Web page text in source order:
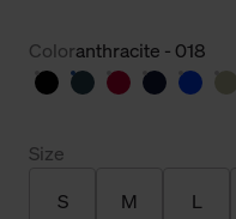
Coloranthracite - 018
Size
S M L